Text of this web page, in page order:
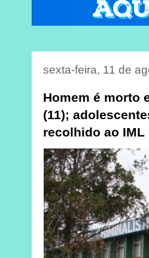
sexta-feira, 11 de
Homem é morto
(11);
recolhido ao IML